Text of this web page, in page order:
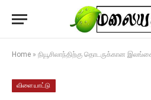
Home » நியூசிலாந்திற்கு தொடருக்கான
விளையாட்டு